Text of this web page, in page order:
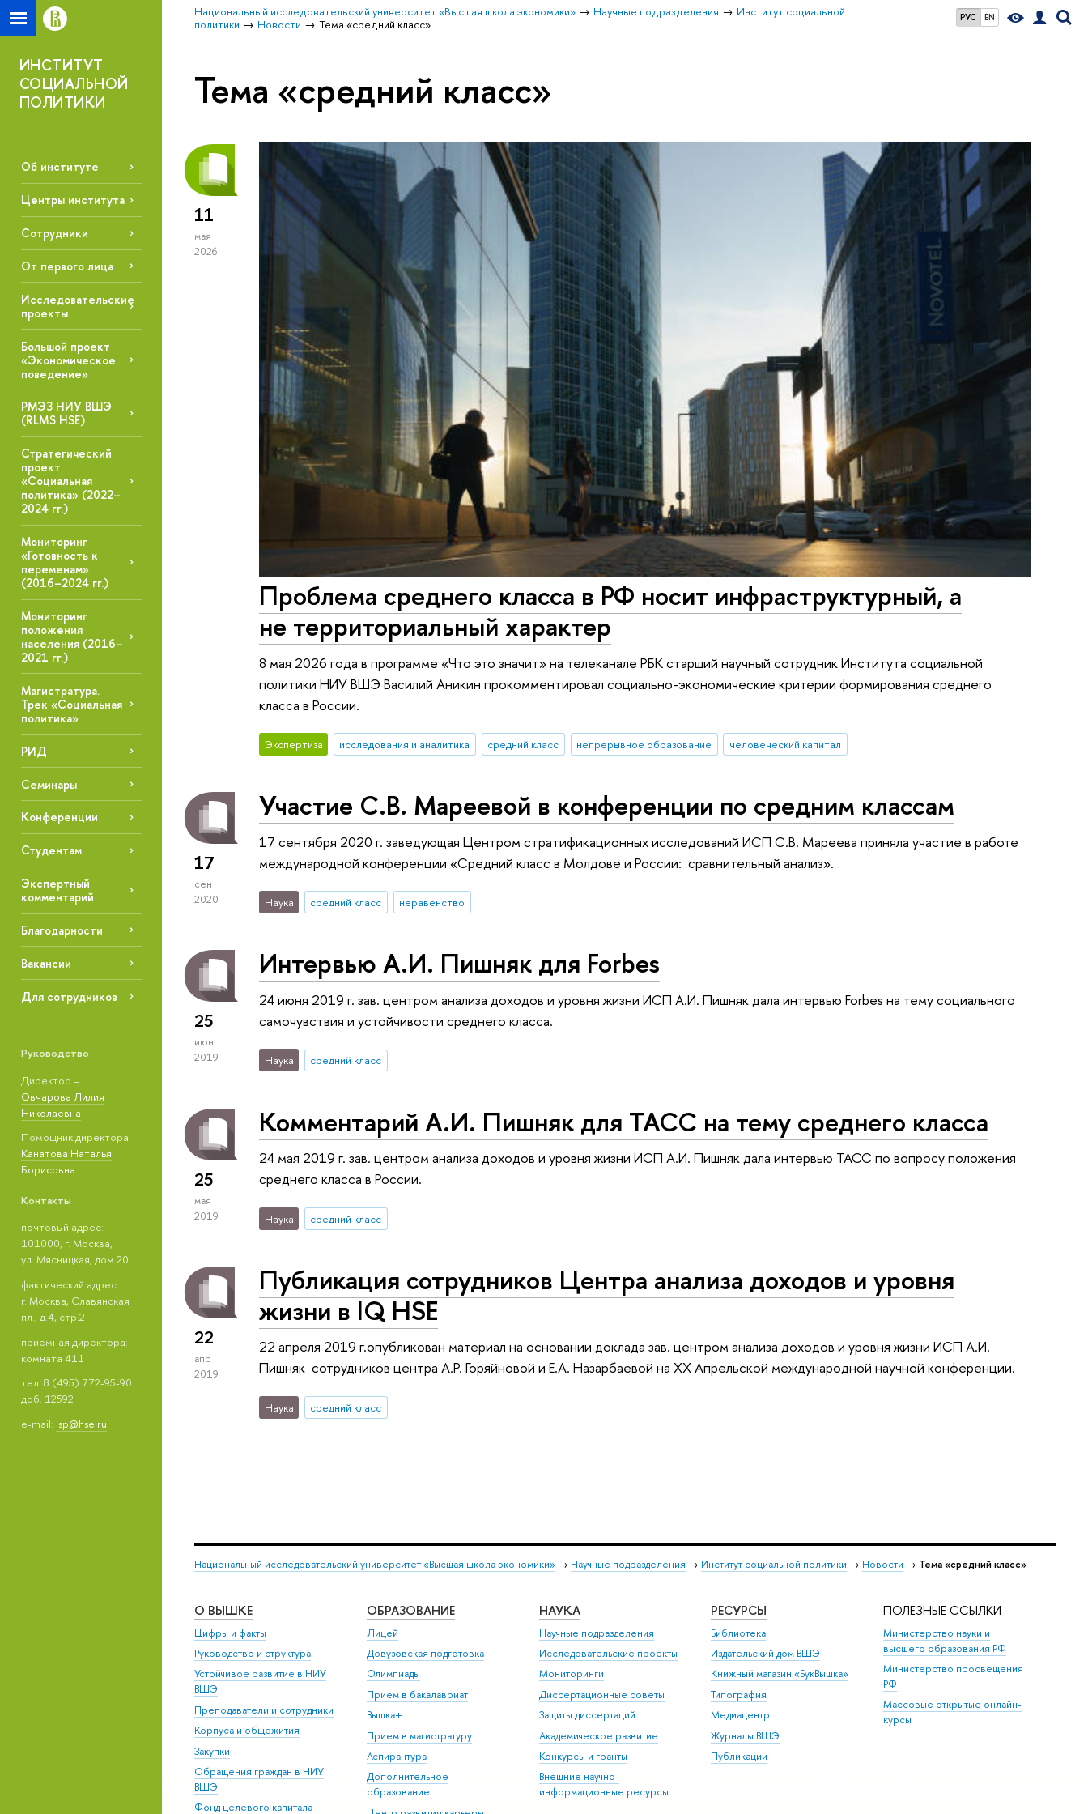
РУС EN
Национальный исследовательский университет «Высшая школа экономики» Научные подразделения
Институт социальной
политики
Новости Тема «cредний класс»
ИНСТИТУТ
СОЦИАЛЬНОЙ
ПОЛИТИКИ
Об институте
Центры института
Сотрудники
От первого лица
Исследовательские
проекты
Большой проект
«Экономическое
поведение»
РМЭЗ НИУ ВШЭ
(RLMS HSE)
Стратегический
проект
«Социальная
политика» (2022–
2024 гг.)
Мониторинг
«Готовность к
переменам»
(2016–2024 гг.)
Мониторинг
положения
населения (2016–
2021 гг.)
Магистратура.
Трек «Социальная
политика»
РИД
Семинары
Конференции
Студентам
Экспертный
комментарий
Благодарности
Вакансии
Для сотрудников
Руководство
Директор –
Овчарова Лилия
Николаевна
Помощник директора –
Канатова Наталья
Борисовна
Контакты
почтовый адрес:
101000, г. Москва,
ул. Мясницкая, дом 20
фактический адрес:
г. Москва, Славянская
пл., д.4, стр.2
приемная директора:
комната 411
тел: 8 (495) 772-95-90
доб. 12592
e-mail: isp@hse.ru
Тема «cредний класс»
11
мая
2026
Проблема среднего класса в РФ носит инфраструктурный, а
не территориальный характер
8 мая 2026 года в программе «Что это значит» на телеканале РБК старший научный сотрудник Института социальной
политики НИУ ВШЭ Василий Аникин прокомментировал социально-экономические критерии формирования среднего
класса в России.
Экспертиза исследования и аналитика cредний класс непрерывное образование человеческий капитал
17
сен
2020
Участие С.В. Мареевой в конференции по средним классам
17 сентября 2020 г. заведующая Центром стратификационных исследований ИСП С.В. Мареева приняла участие в работе
международной конференции «Средний класс в Молдове и России: сравнительный анализ».
Наука cредний класс неравенство
25
июн
2019
Интервью А.И. Пишняк для Forbes
24 июня 2019 г. зав. центром анализа доходов и уровня жизни ИСП А.И. Пишняк дала интервью Forbes на тему социального
самочувствия и устойчивости среднего класса.
Наука cредний класс
25
мая
2019
Комментарий А.И. Пишняк для ТАСС на тему среднего класса
24 мая 2019 г. зав. центром анализа доходов и уровня жизни ИСП А.И. Пишняк дала интервью ТАСС по вопросу положения
среднего класса в России.
Наука cредний класс
22
апр
2019
Публикация сотрудников Центра анализа доходов и уровня
жизни в IQ HSE
22 апреля 2019 г.опубликован материал на основании доклада зав. центром анализа доходов и уровня жизни ИСП А.И.
Пишняк сотрудников центра А.Р. Горяйновой и Е.А. Назарбаевой на XX Апрельской международной научной конференции.
Наука cредний класс
Национальный исследовательский университет «Высшая школа экономики» → Научные подразделения → Институт социальной политики → Новости → Тема «cредний класс»
О ВЫШКЕ
Цифры и факты
Руководство и структура
Устойчивое развитие в НИУ
ВШЭ
Преподаватели и сотрудники
Корпуса и общежития
Закупки
Обращения граждан в НИУ
ВШЭ
Фонд целевого капитала
ОБРАЗОВАНИЕ
Лицей
Довузовская подготовка
Олимпиады
Прием в бакалавриат
Вышка+
Прием в магистратуру
Аспирантура
Дополнительное
образование
НАУКА
Научные подразделения
Исследовательские проекты
Мониторинги
Диссертационные советы
Защиты диссертаций
Академическое развитие
Конкурсы и гранты
Внешние научно-
информационные ресурсы
РЕСУРСЫ
Библиотека
Издательский дом ВШЭ
Книжный магазин «БукВышка»
Типография
Медиацентр
Журналы ВШЭ
Публикации
ПОЛЕЗНЫЕ ССЫЛКИ
Министерство науки и
высшего образования РФ
Министерство просвещения
РФ
Массовые открытые онлайн-
курсы